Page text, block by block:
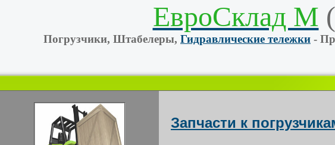
ЕвроСклад М
Погрузчики, Штабелеры, Гидравлические тележки -
Запчасти к